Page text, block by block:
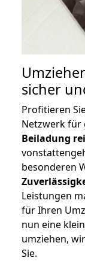
sicher
Profitieren
Netzwerk für
Beiladung
besonderen
Leistungen
für Ihren
nun eine
umziehen,
Sie.